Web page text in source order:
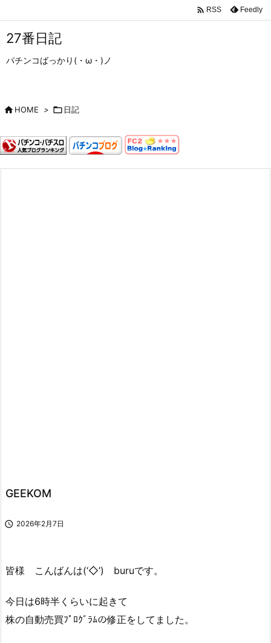
 RSS Feedly
27番日記
パチンコばっかり(・ω・)ノ
HOME >  日記
GEEKOM
 2026年2月7日
皆様 こんばんは(‘◇’)ゞburuです。
今日は6時半くらいに起きて
株の自動売買ﾌﾟﾛｸﾞﾗﾑの修正をしてました。